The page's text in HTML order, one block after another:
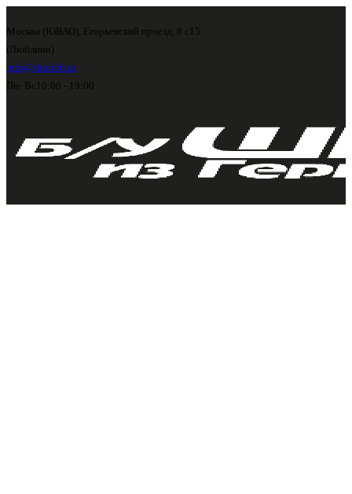
Москва (ЮВАО), Егорьевский проезд, 8 с15
(Люблино)
info@shini56.ru
Пн- Вс 10:00 - 19:00